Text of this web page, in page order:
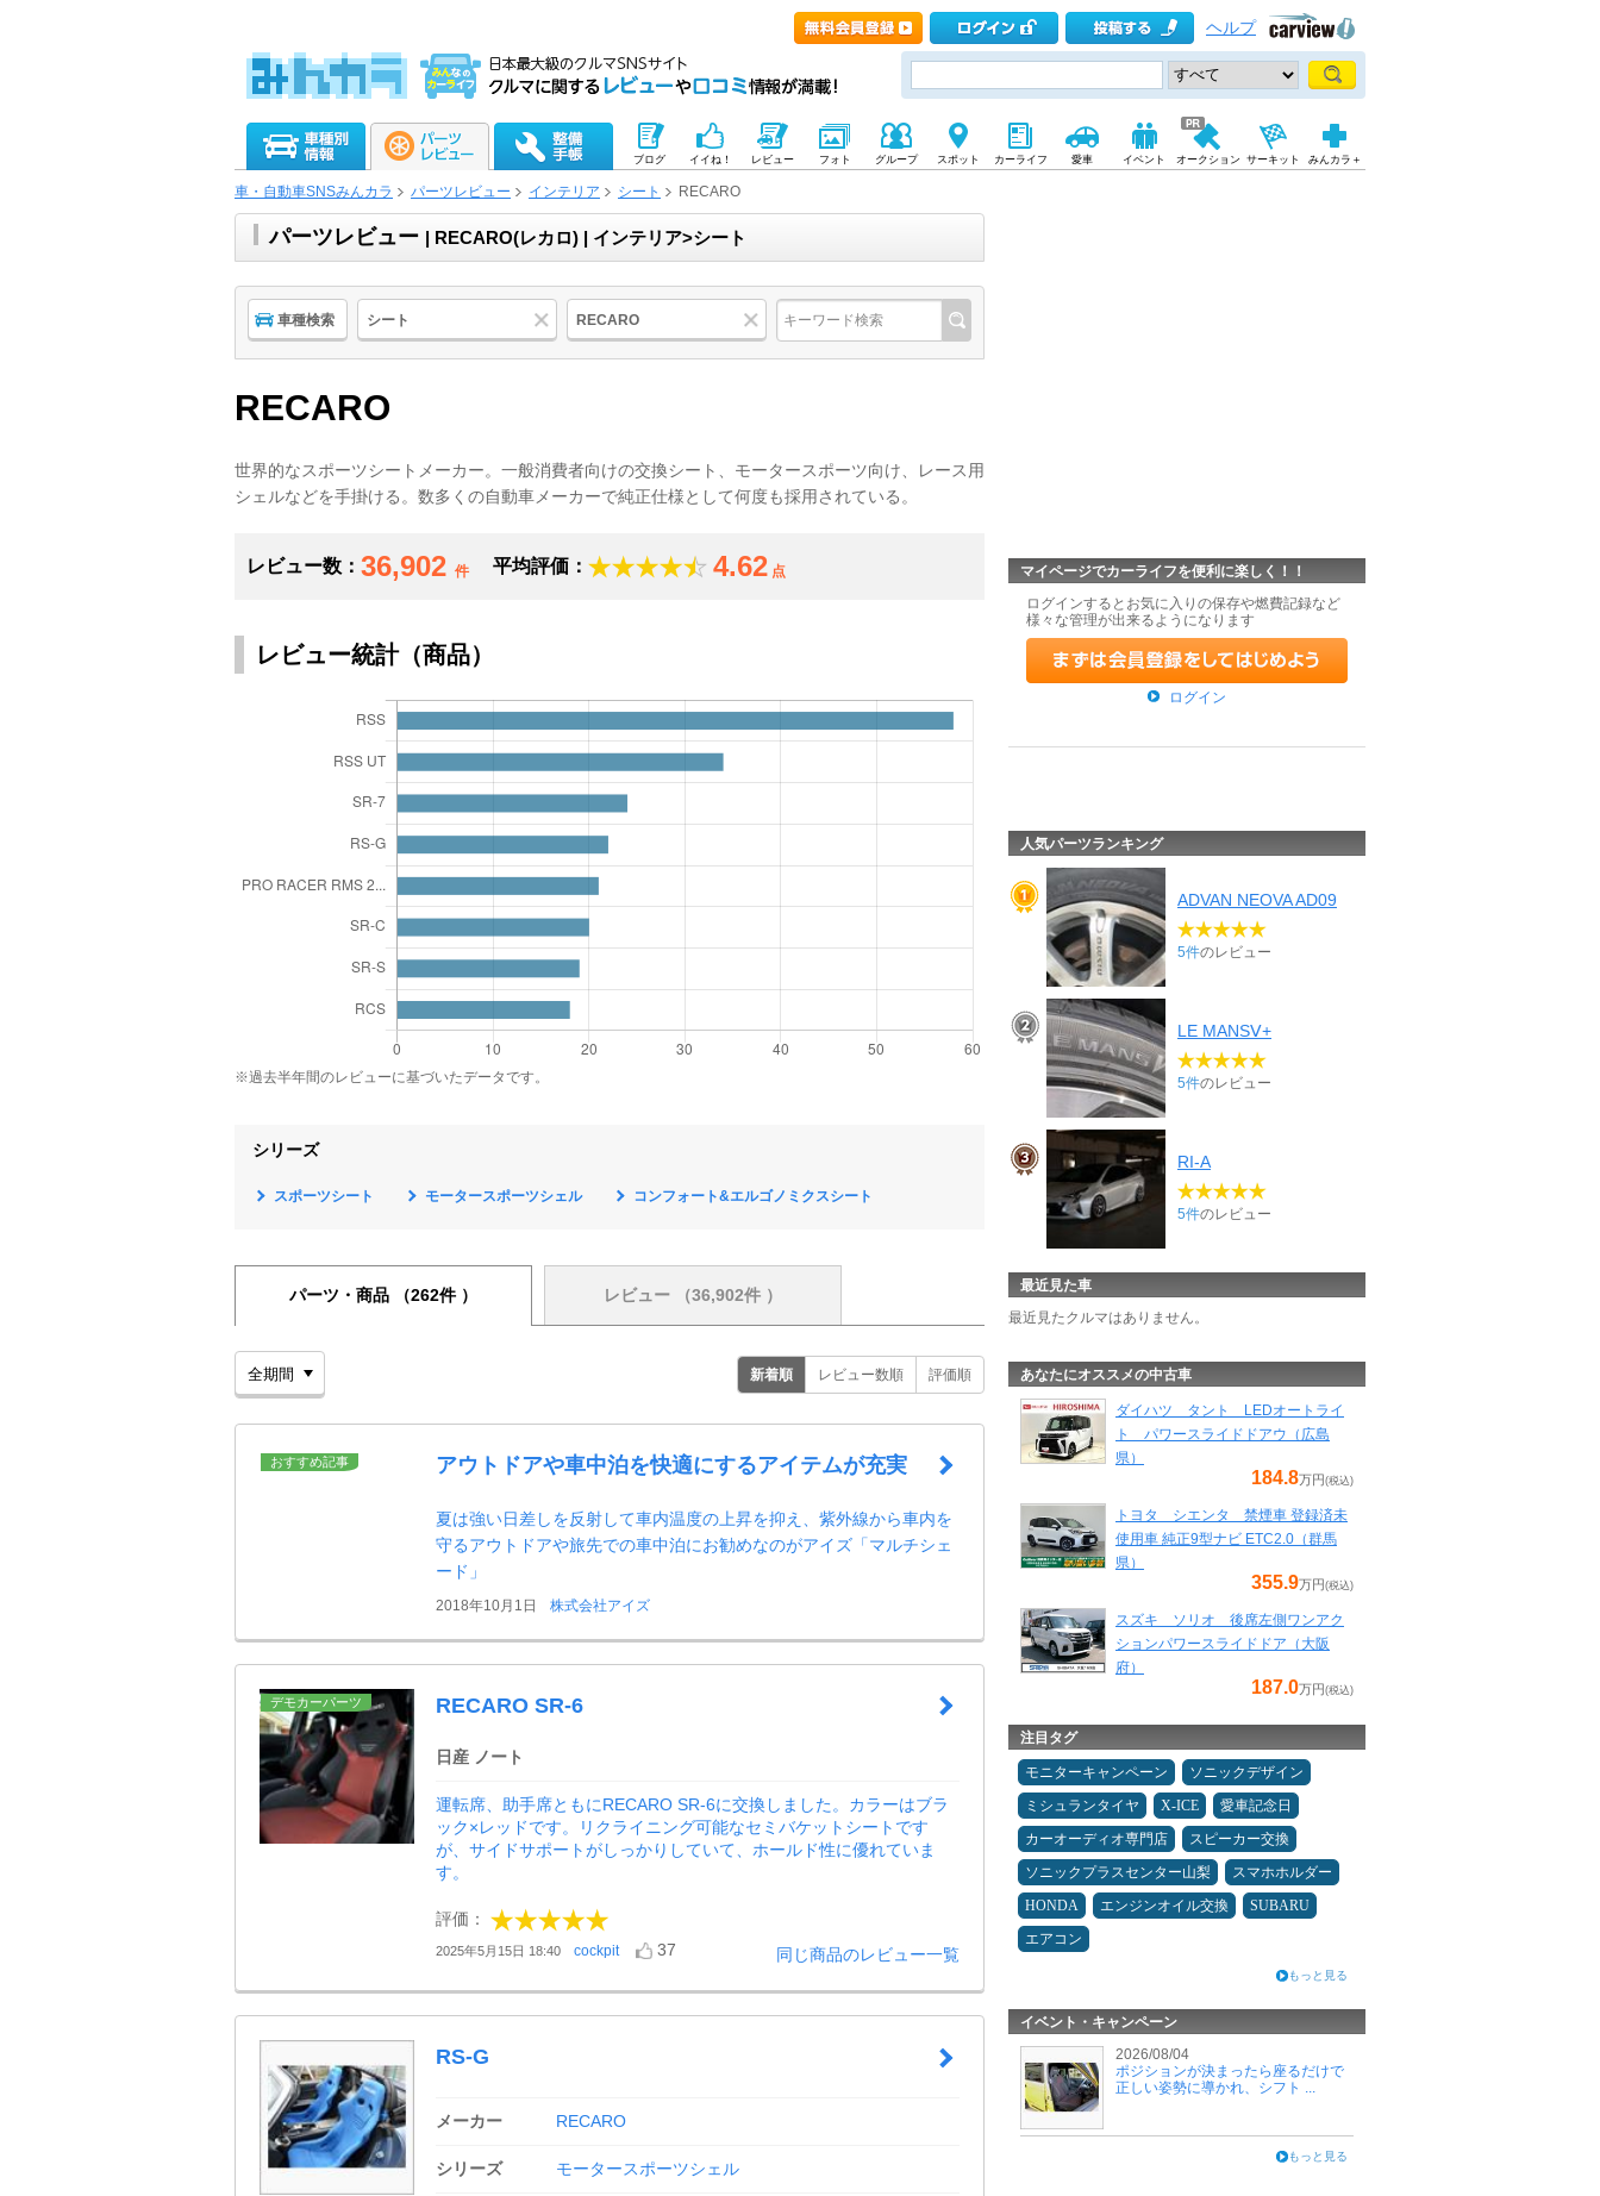
ヘルプ
ブログ イイね！ レビュー フォト グループ スポット カーライフ 愛車 イベント オークション サーキット みんカラ＋
車・自動車SNSみんカラ パーツレビュー インテリア シート RECARO
パーツレビュー | RECARO(レカロ) | インテリア>シート
車種検索 シート RECARO
RECARO
世界的なスポーツシートメーカー。一般消費者向けの交換シート、モータースポーツ向け、レース用
シェルなどを手掛ける。数多くの自動車メーカーで純正仕様として何度も採用されている。
レビュー数： 36,902 件 平均評価： 4.62 点
レビュー統計（商品）
※過去半年間のレビューに基づいたデータです。
シリーズ
スポーツシート モータースポーツシェル コンフォート&エルゴノミクスシート
パーツ・商品 （262件 ） レビュー （36,902件 ）
新着順 レビュー数順 評価順
おすすめ記事 アウトドアや車中泊を快適にするアイテムが充実
夏は強い日差しを反射して車内温度の上昇を抑え、紫外線から車内を
守るアウトドアや旅先での車中泊にお勧めなのがアイズ「マルチシェ
ード」
2018年10月1日 株式会社アイズ
デモカーパーツ RECARO SR-6
日産 ノート
運転席、助手席ともにRECARO SR-6に交換しました。カラーはブラ
ック×レッドです。リクライニング可能なセミバケットシートです
が、サイドサポートがしっかりしていて、ホールド性に優れていま
す。
評価：
2025年5月15日 18:40 cockpit 37 同じ商品のレビュー一覧
RS-G
メーカー RECARO
シリーズ モータースポーツシェル
マイページでカーライフを便利に楽しく！！
ログインするとお気に入りの保存や燃費記録など
様々な管理が出来るようになります
ログイン
人気パーツランキング
ADVAN NEOVA AD09
5件のレビュー
LE MANSⅤ+
5件のレビュー
RI-A
5件のレビュー
最近見た車
最近見たクルマはありません。
あなたにオススメの中古車
ダイハツ タント LEDオートライ
ト パワースライドドアウ（広島
県）
184.8万円(税込)
トヨタ シエンタ 禁煙車 登録済未
使用車 純正9型ナビ ETC2.0（群馬
県）
355.9万円(税込)
スズキ ソリオ 後席左側ワンアク
ションパワースライドドア（大阪
府）
187.0万円(税込)
注目タグ
モニターキャンペーン
ソニックデザイン
ミシュランタイヤ
X-ICE
愛車記念日
カーオーディオ専門店
スピーカー交換
ソニックプラスセンター山梨
スマホホルダー
HONDA
エンジンオイル交換
SUBARU
エアコン
もっと見る
イベント・キャンペーン
2026/08/04
ポジションが決まったら座るだけで
正しい姿勢に導かれ、シフト ...
もっと見る